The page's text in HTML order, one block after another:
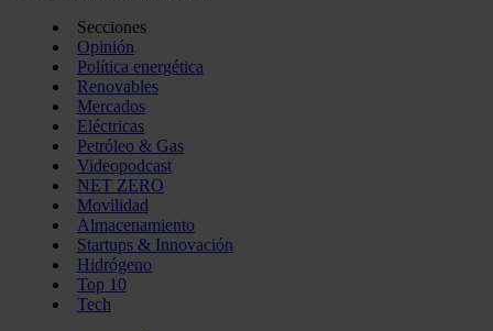
Secciones
Opinión
Política energética
Renovables
Mercados
Eléctricas
Petróleo & Gas
Videopodcast
NET ZERO
Movilidad
Almacenamiento
Startups & Innovación
Hidrógeno
Top 10
Tech